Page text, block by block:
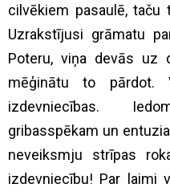
cilvēkiem pasaulē, taču
Uzrakstījusi grāmatu
Poteru, viņa devās uz
mēģinātu to pārdot.
izdevniecības.
gribasspēkam un
neveiksmju strīpas
izdevniecību! Par laimi